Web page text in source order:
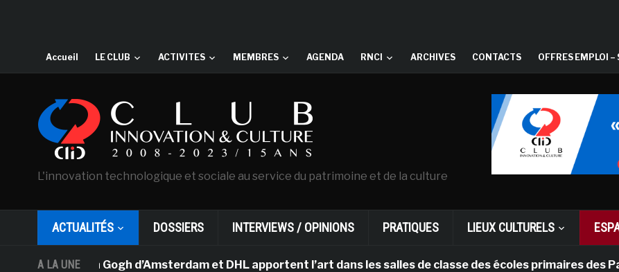
Accueil LE CLUB ACTIVITES MEMBRES AGENDA RNCI ARCHIVES CONTACTS OFFRES EMPLOI –
L'innovation technologique et sociale au service du patrimoine et de la culture
ACTUALITÉS DOSSIERS INTERVIEWS / OPINIONS PRATIQUES LIEUX CULTURELS
A LA UNE
Van Gogh d’Amsterdam et DHL apportent l’art dans les salles de classe des écoles primaires des Pays-bas